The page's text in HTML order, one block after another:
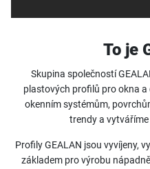
To je
Skupina společností
plastových profilů pro okna a
okenním systémům,
trendy a
Profily GEALAN jsou vyvíjeny,
základem pro výrobu